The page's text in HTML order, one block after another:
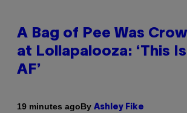
A Bag of Pee Was
at Lollapalooza: ‘This
AF’
19 minutes agoBy Ashley Fike